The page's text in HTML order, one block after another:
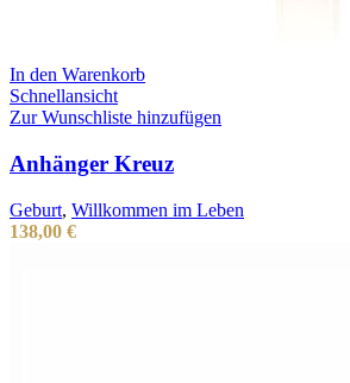
In den Warenkorb
Schnellansicht
Zur Wunschliste hinzufügen
Anhänger Kreuz
Geburt, Willkommen im Leben
138,00 €